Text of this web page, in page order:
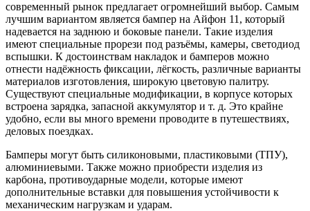
современный рынок предлагает огромнейший выбор. Самым
лучшим вариантом является бампер на Айфон 11, который
надевается на заднюю и боковые панели. Такие изделия
имеют специальные прорези под разъёмы, камеры, светодиод
вспышки. К достоинствам накладок и бамперов можно
отнести надёжность фиксации, лёгкость, различные варианты
материалов изготовления, широкую цветовую палитру.
Существуют специальные модификации, в корпусе которых
встроена зарядка, запасной аккумулятор и т. д. Это крайне
удобно, если вы много времени проводите в путешествиях,
деловых поездках.
Бамперы могут быть силиконовыми, пластиковыми (ТПУ),
алюминиевыми. Также можно приобрести изделия из
карбона, противоударные модели, которые имеют
дополнительные вставки для повышения устойчивости к
механическим нагрузкам и ударам.